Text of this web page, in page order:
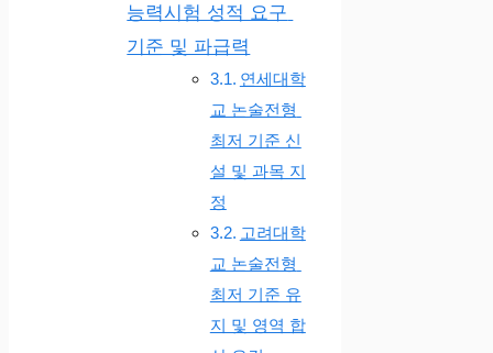
능력시험 성적 요구
기준 및 파급력
연세대학
교 논술전형
최저 기준 신
설 및 과목 지
정
고려대학
교 논술전형
최저 기준 유
지 및 영역 합